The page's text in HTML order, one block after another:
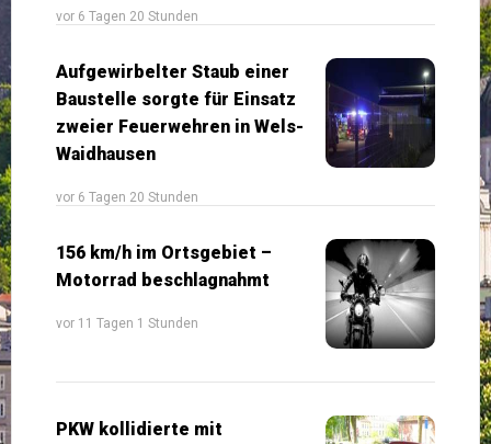
vor 6 Tagen 20 Stunden
Aufgewirbelter Staub einer
Baustelle sorgte für Einsatz
zweier Feuerwehren in Wels-
Waidhausen
vor 6 Tagen 20 Stunden
156 km/h im Ortsgebiet –
Motorrad beschlagnahmt
vor 11 Tagen 1 Stunden
PKW kollidierte mit